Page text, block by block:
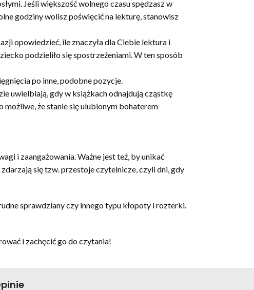
Jeśli większość wolnego czasu spędzasz w
godziny wolisz poświęcić na lekturę, stanowisz
opowiedzieć, ile znaczyła dla Ciebie lektura i
podzieliło się spostrzeżeniami. W ten sposób
po inne, podobne pozycje.
uwielbiają, gdy w książkach odnajdują cząstkę
że stanie się ulubionym bohaterem
i zaangażowania. Ważne jest też, by unikać
się tzw. przestoje czytelnicze, czyli dni, gdy
sprawdziany czy innego typu kłopoty i rozterki.
i zachęcić go do czytania!